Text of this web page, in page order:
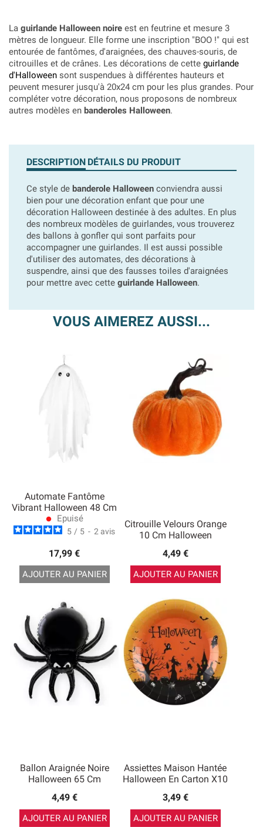
La guirlande Halloween noire est en feutrine et mesure 3
mètres de longueur. Elle forme une inscription "BOO !" qui est
entourée de fantômes, d'araignées, des chauves-souris, de
citrouilles et de crânes. Les décorations de cette guirlande
d'Halloween sont suspendues à différentes hauteurs et
peuvent mesurer jusqu'à 20x24 cm pour les plus grandes. Pour
compléter votre décoration, nous proposons de nombreux
autres modèles en banderoles Halloween.
DESCRIPTION DÉTAILS DU PRODUIT
Ce style de banderole Halloween conviendra aussi
bien pour une décoration enfant que pour une
décoration Halloween destinée à des adultes. En plus
des nombreux modèles de guirlandes, vous trouverez
des ballons à gonfler qui sont parfaits pour
accompagner une guirlandes. Il est aussi possible
d'utiliser des automates, des décorations à
suspendre, ainsi que des fausses toiles d'araignées
pour mettre avec cette guirlande Halloween.
VOUS AIMEREZ AUSSI...
Automate Fantôme
Vibrant Halloween 48 Cm
lens Epuisé
5 / 5 - 2 avis
17,99 €
AJOUTER AU PANIER
Citrouille Velours Orange
10 Cm Halloween
4,49 €
AJOUTER AU PANIER
Ballon Araignée Noire
Halloween 65 Cm
4,49 €
AJOUTER AU PANIER
Assiettes Maison Hantée
Halloween En Carton X10
3,49 €
AJOUTER AU PANIER